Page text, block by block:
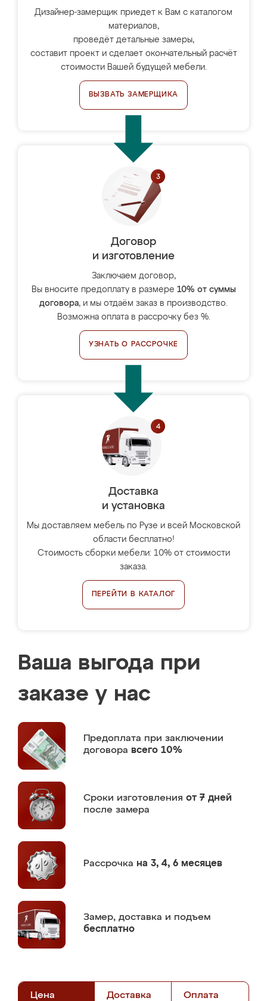
Дизайнер-замерщик приедет к Вам с каталогом
материалов,
проведёт детальные замеры,
составит проект и сделает окончательный расчёт
стоимости Вашей будущей мебели.
ВЫЗВАТЬ ЗАМЕРЩИКА
Договор
и изготовление
Заключаем договор,
Вы вносите предоплату в размере 10% от суммы
договора, и мы отдаём заказ в производство.
Возможна оплата в рассрочку без %.
УЗНАТЬ О РАССРОЧКЕ
Доставка
и установка
Мы доставляем мебель по Рузе и всей Московской
области бесплатно!
Стоимость сборки мебели: 10% от стоимости
заказа.
ПЕРЕЙТИ В КАТАЛОГ
Ваша выгода при
заказе у нас
Предоплата при заключении
договора всего 10%
Сроки изготовления от 7 дней
после замера
Рассрочка на 3, 4, 6 месяцев
Замер, доставка и подъем
бесплатно
Цена Доставка Оплата